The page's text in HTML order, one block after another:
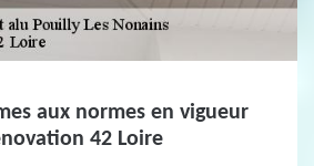
aux normes en vigueur
42 Loire